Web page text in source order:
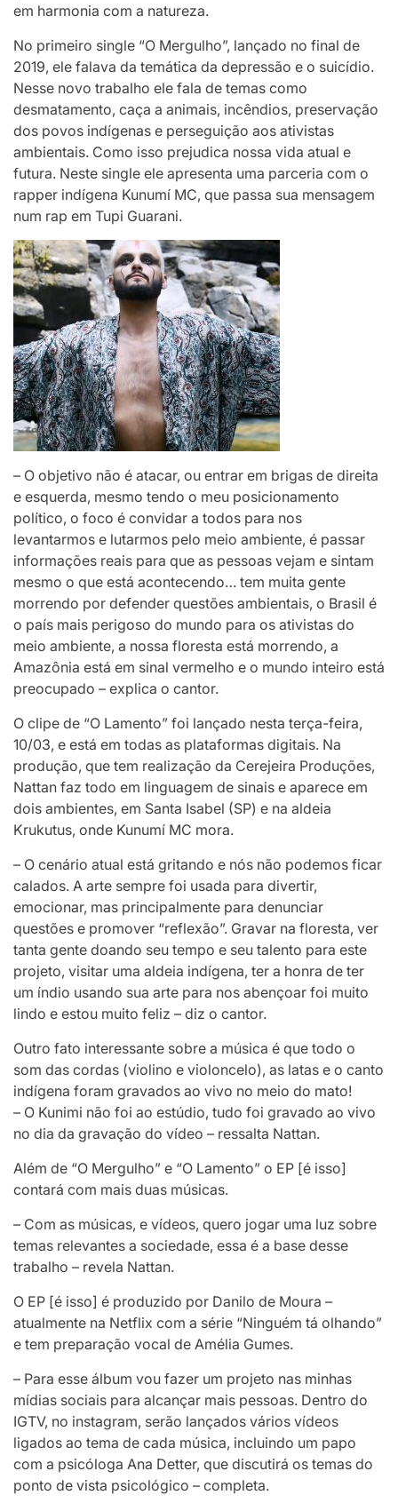
em harmonia com a natureza.
No primeiro single “O Mergulho”, lançado no final de
2019, ele falava da temática da depressão e o suicídio.
Nesse novo trabalho ele fala de temas como
desmatamento, caça a animais, incêndios, preservação
dos povos indígenas e perseguição aos ativistas
ambientais. Como isso prejudica nossa vida atual e
futura. Neste single ele apresenta uma parceria com o
rapper indígena Kunumí MC, que passa sua mensagem
num rap em Tupi Guarani.
– O objetivo não é atacar, ou entrar em brigas de direita
e esquerda, mesmo tendo o meu posicionamento
político, o foco é convidar a todos para nos
levantarmos e lutarmos pelo meio ambiente, é passar
informações reais para que as pessoas vejam e sintam
mesmo o que está acontecendo… tem muita gente
morrendo por defender questões ambientais, o Brasil é
o país mais perigoso do mundo para os ativistas do
meio ambiente, a nossa floresta está morrendo, a
Amazônia está em sinal vermelho e o mundo inteiro está
preocupado – explica o cantor.
O clipe de “O Lamento” foi lançado nesta terça-feira,
10/03, e está em todas as plataformas digitais. Na
produção, que tem realização da Cerejeira Produções,
Nattan faz todo em linguagem de sinais e aparece em
dois ambientes, em Santa Isabel (SP) e na aldeia
Krukutus, onde Kunumí MC mora.
– O cenário atual está gritando e nós não podemos ficar
calados. A arte sempre foi usada para divertir,
emocionar, mas principalmente para denunciar
questões e promover “reflexão”. Gravar na floresta, ver
tanta gente doando seu tempo e seu talento para este
projeto, visitar uma aldeia indígena, ter a honra de ter
um índio usando sua arte para nos abençoar foi muito
lindo e estou muito feliz – diz o cantor.
Outro fato interessante sobre a música é que todo o
som das cordas (violino e violoncelo), as latas e o canto
indígena foram gravados ao vivo no meio do mato!
– O Kunimi não foi ao estúdio, tudo foi gravado ao vivo
no dia da gravação do vídeo – ressalta Nattan.
Além de “O Mergulho” e “O Lamento” o EP [é isso]
contará com mais duas músicas.
– Com as músicas, e vídeos, quero jogar uma luz sobre
temas relevantes a sociedade, essa é a base desse
trabalho – revela Nattan.
O EP [é isso] é produzido por Danilo de Moura –
atualmente na Netflix com a série “Ninguém tá olhando”
e tem preparação vocal de Amélia Gumes.
– Para esse álbum vou fazer um projeto nas minhas
mídias sociais para alcançar mais pessoas. Dentro do
IGTV, no instagram, serão lançados vários vídeos
ligados ao tema de cada música, incluindo um papo
com a psicóloga Ana Detter, que discutirá os temas do
ponto de vista psicológico – completa.